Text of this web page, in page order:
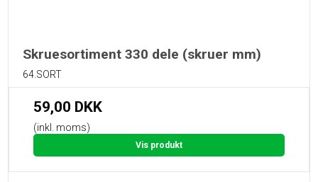
Skruesortiment 330 dele (skruer mm)
64.SORT
59,00 DKK
(inkl. moms)
Vis produkt